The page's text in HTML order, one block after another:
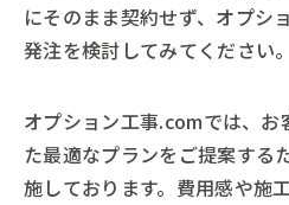
にそのまま契約せず、オプシ
発注を検討してみてください。
オプション工事.comでは、お
た最適なプランをご提案する
施しております。費用感や施